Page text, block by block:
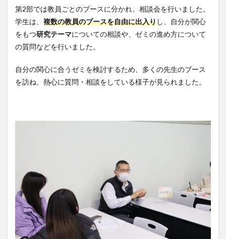
第2部では教員ごとのブースに分かれ、相談会を行いました。
学生は、 複数の教員のブースを自由に出入りし、自分が関心
をもつ研究テーマについての相談や、ゼミの進め方について
の質問などを行いました。
自分の関心に合うゼミを検討するため、多くの先生のブース
を訪ね、熱心に質問・相談をしている様子が見られました。